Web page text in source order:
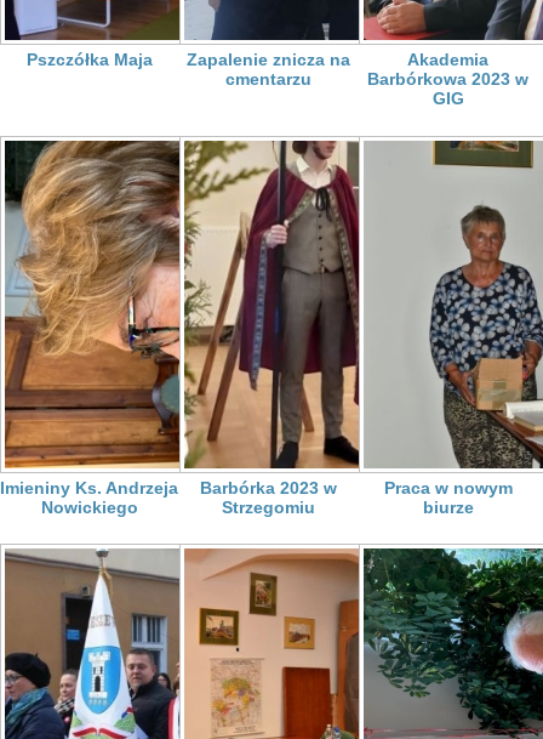
Pszczółka Maja
Zapalenie znicza na
cmentarzu
Akademia
Barbórkowa 2023 w
GIG
Imieniny Ks. Andrzeja
Nowickiego
Barbórka 2023 w
Strzegomiu
Praca w nowym
biurze